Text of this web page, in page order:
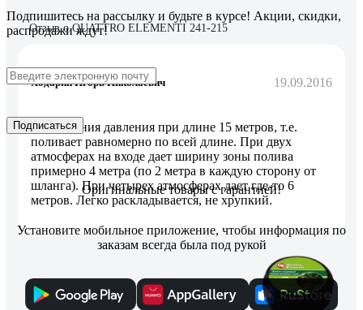
Отзыв о QUATTRO ELEMENTI 241-215
Ходарин Игорь Николаевич 19.09.2016
Нет падения давления при длине 15 метров, т.е.
поливает равномерно по всей длине. При двух
атмосферах на входе дает ширину зоны полива
примерно 4 метра (по 2 метра в каждую сторону от
шланга). При четырех атмосферах дает где-то 6
метров. Легко раскладывается, не хрупкий.
32 отзыва
Подпишитесь на рассылку и будьте в курсе! Акции, скидки,
распродажи ждут!
Подписаться
Оригинальные товары с гарантией!
Установите мобильное приложение, чтобы информация по
заказам всегда была под рукой